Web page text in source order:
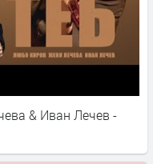
& Иван Лечев -